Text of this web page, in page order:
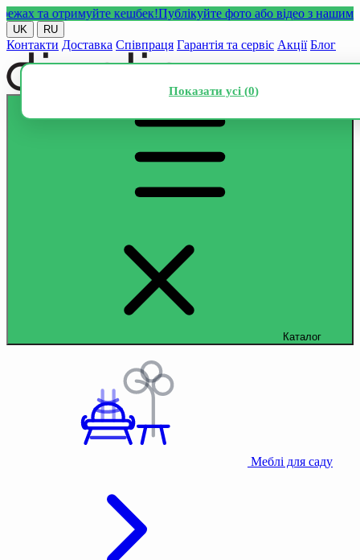
та отримуйте кешбек!Публікуйте фото або відео з нашими
UK RU
Контакти Доставка Співпраця Гарантія та сервіс Акції Блог
Каталог
Меблі для саду
Показати усі (0)